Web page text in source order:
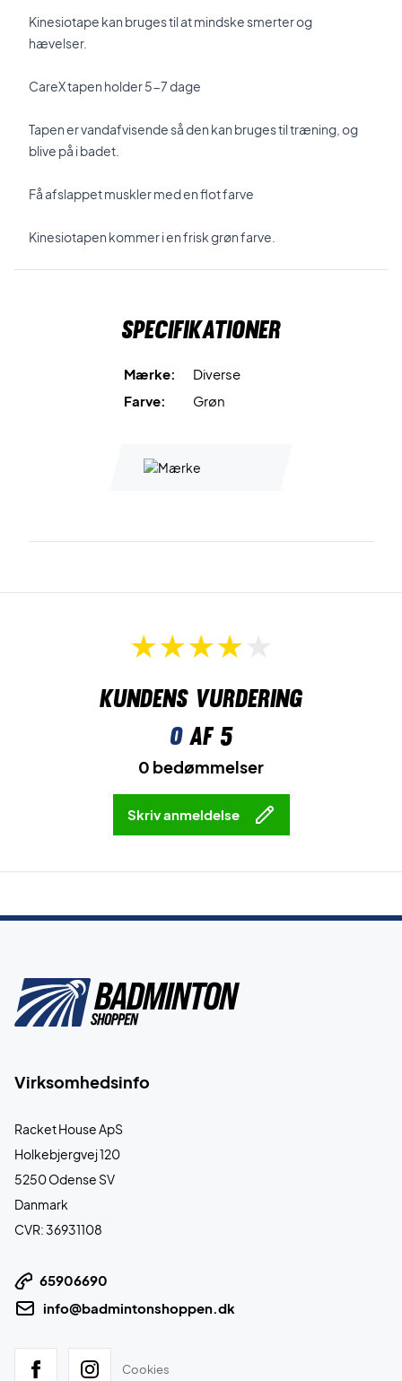
Kinesiotape kan bruges til at mindske smerter og
hævelser.
CareX tapen holder 5-7 dage
Tapen er vandafvisende så den kan bruges til træning, og
blive på i badet.
Få afslappet muskler med en flot farve
Kinesiotapen kommer i en frisk grøn farve.
Specifikationer
Mærke:
Diverse
Farve:
Grøn
Kundens vurdering
0af 5
0 bedømmelser
Skriv anmeldelse
Virksomhedsinfo
Racket House ApS
Holkebjergvej 120
5250 Odense SV
Danmark
CVR: 36931108
65906690
info@badmintonshoppen.dk
Cookies